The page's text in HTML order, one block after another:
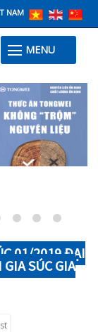
NAM
MENU
01/2019 ĐẠI
SÚC GIA